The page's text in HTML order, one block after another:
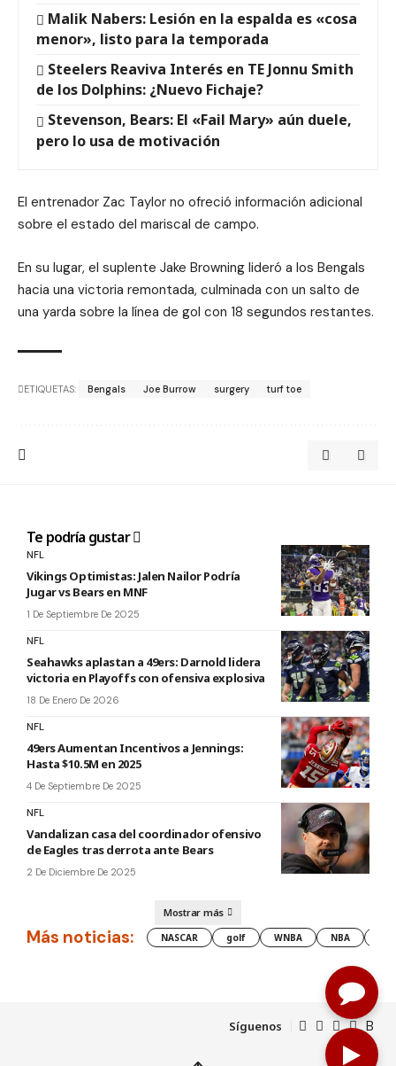
Malik Nabers: Lesión en la espalda es «cosa
menor», listo para la temporada
Steelers Reaviva Interés en TE Jonnu Smith
de los Dolphins: ¿Nuevo Fichaje?
Stevenson, Bears: El «Fail Mary» aún duele,
pero lo usa de motivación
El entrenador Zac Taylor no ofreció información adicional
sobre el estado del mariscal de campo.
En su lugar, el suplente Jake Browning lideró a los Bengals
hacia una victoria remontada, culminada con un salto de
una yarda sobre la línea de gol con 18 segundos restantes.
ETIQUETAS: Bengals Joe Burrow surgery turf toe
Te podría gustar
NFL
Vikings Optimistas: Jalen Nailor Podría
Jugar vs Bears en MNF
1 De Septiembre De 2025
NFL
Seahawks aplastan a 49ers: Darnold lidera
victoria en Playoffs con ofensiva explosiva
18 De Enero De 2026
NFL
49ers Aumentan Incentivos a Jennings:
Hasta $10.5M en 2025
4 De Septiembre De 2025
NFL
Vandalizan casa del coordinador ofensivo
de Eagles tras derrota ante Bears
2 De Diciembre De 2025
Mostrar más
Más noticias: NASCAR golf WNBA NBA
Síguenos